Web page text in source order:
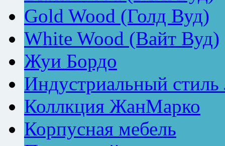
Gold Wood (Голд Вуд)
White Wood (Вайт Вуд)
Жуи Бордо
Индустриальный
Коллкция ЖанМарко
Корпусная мебель